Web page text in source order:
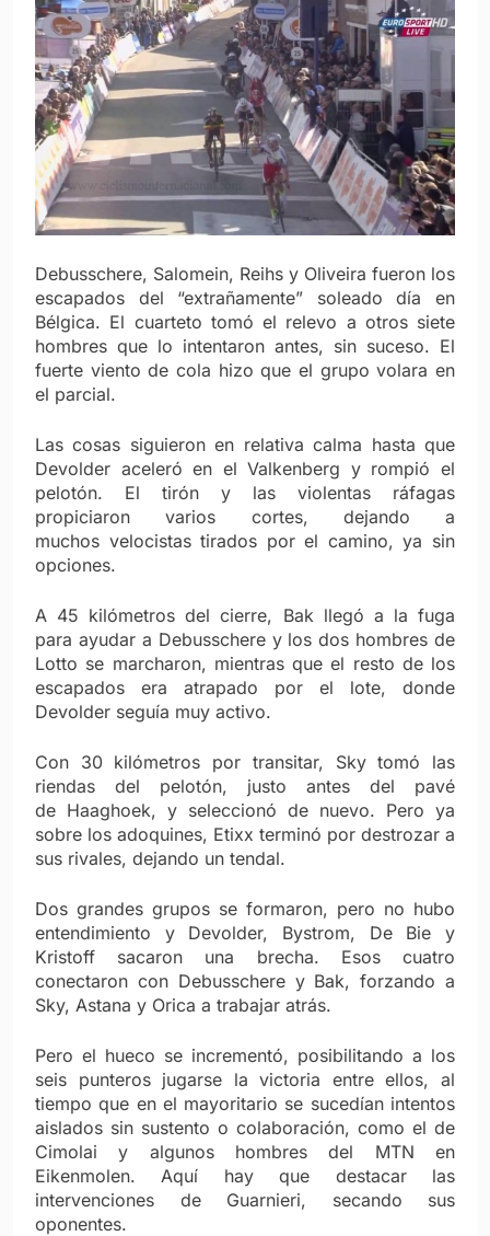
Debusschere, Salomein, Reihs y Oliveira fueron los
escapados del “extrañamente” soleado día en
Bélgica. El cuarteto tomó el relevo a otros siete
hombres que lo intentaron antes, sin suceso. El
fuerte viento de cola hizo que el grupo volara en
el parcial.
Las cosas siguieron en relativa calma hasta que
Devolder aceleró en el Valkenberg y rompió el
pelotón. El tirón y las violentas ráfagas
propiciaron varios cortes, dejando a
muchos velocistas tirados por el camino, ya sin
opciones.
A 45 kilómetros del cierre, Bak llegó a la fuga
para ayudar a Debusschere y los dos hombres de
Lotto se marcharon, mientras que el resto de los
escapados era atrapado por el lote, donde
Devolder seguía muy activo.
Con 30 kilómetros por transitar, Sky tomó las
riendas del pelotón, justo antes del pavé
de Haaghoek, y seleccionó de nuevo. Pero ya
sobre los adoquines, Etixx terminó por destrozar a
sus rivales, dejando un tendal.
Dos grandes grupos se formaron, pero no hubo
entendimiento y Devolder, Bystrom, De Bie y
Kristoff sacaron una brecha. Esos cuatro
conectaron con Debusschere y Bak, forzando a
Sky, Astana y Orica a trabajar atrás.
Pero el hueco se incrementó, posibilitando a los
seis punteros jugarse la victoria entre ellos, al
tiempo que en el mayoritario se sucedían intentos
aislados sin sustento o colaboración, como el de
Cimolai y algunos hombres del MTN en
Eikenmolen. Aquí hay que destacar las
intervenciones de Guarnieri, secando sus
oponentes.